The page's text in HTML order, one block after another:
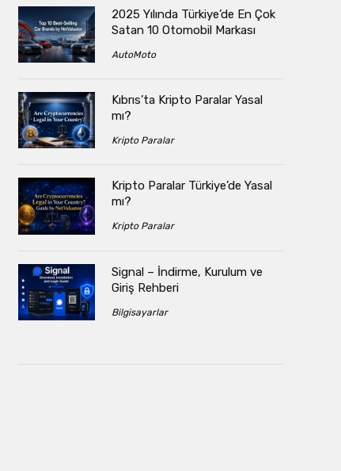
2025 Yılında Türkiye’de En Çok
Satan 10 Otomobil Markası
AutoMoto
Kıbrıs’ta Kripto Paralar Yasal
mı?
Kripto Paralar
Kripto Paralar Türkiye’de Yasal
mı?
Kripto Paralar
Signal – İndirme, Kurulum ve
Giriş Rehberi
Bilgisayarlar